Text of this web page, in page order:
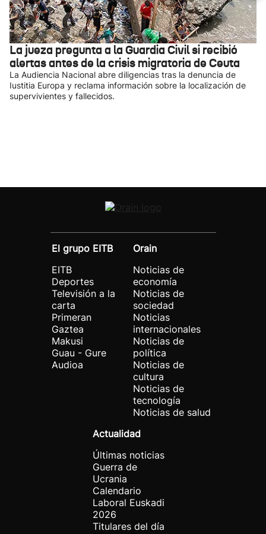
La jueza pregunta a la Guardia Civil si recibió
alertas antes de la crisis migratoria de Ceuta
La Audiencia Nacional abre diligencias tras la denuncia de
Iustitia Europa y reclama información sobre la localización de
supervivientes y fallecidos.
El grupo EITB
EITB
Deportes
Televisión a la
carta
Primeran
Gaztea
Makusi
Guau - Gure
Audioa
Orain
Noticias de
economía
Noticias de
sociedad
Noticias
internacionales
Noticias de
política
Noticias de
cultura
Noticias de
tecnología
Noticias de salud
Actualidad
Últimas noticias
Guerra de
Ucrania
Calendario
Laboral Euskadi
2026
Titulares del día